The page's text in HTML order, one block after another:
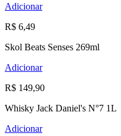
Adicionar
R$ 6,49
Skol Beats Senses 269ml
Adicionar
R$ 149,90
Whisky Jack Daniel's N°7 1L
Adicionar